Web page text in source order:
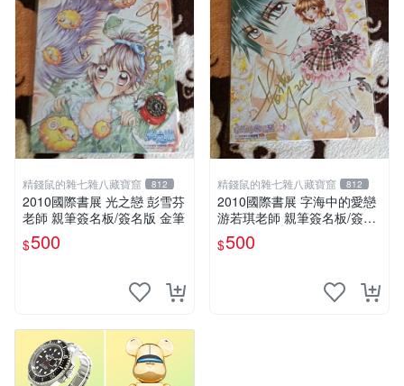
精錢鼠的雜七雜八藏寶窟 812
2010國際書展 光之戀 彭雪芬
老師 親筆簽名板/簽名版 金筆
$500
精錢鼠的雜七雜八藏寶窟 812
2010國際書展 字海中的愛戀
游若琪老師 親筆簽名板/簽名
版 金筆
$500